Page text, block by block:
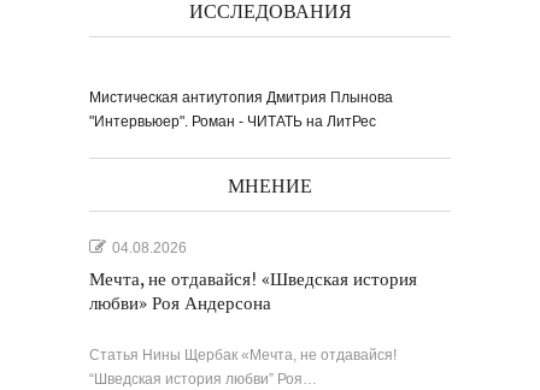
ИССЛЕДОВАНИЯ
Мистическая антиутопия Дмитрия Плынова
"Интервьюер". Роман - ЧИТАТЬ на ЛитРес
МНЕНИЕ
04.08.2026
Мечта, не отдавайся! «Шведская история
любви» Роя Андерсона
Статья Нины Щербак «Мечта, не отдавайся!
“Шведская история любви” Роя…